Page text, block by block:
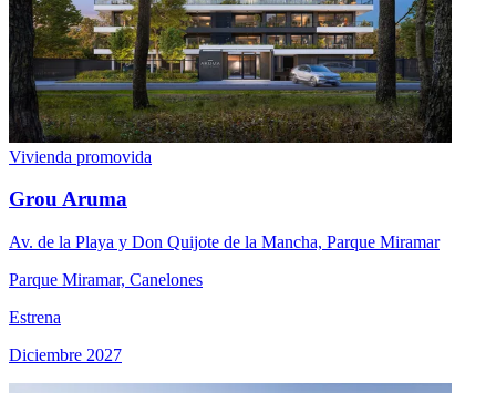
Vivienda promovida
Grou Aruma
Av. de la Playa y Don Quijote de la Mancha, Parque Miramar
Parque Miramar, Canelones
Estrena
Diciembre 2027